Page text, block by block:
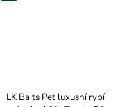
LK Baits Pet luxusní rybí